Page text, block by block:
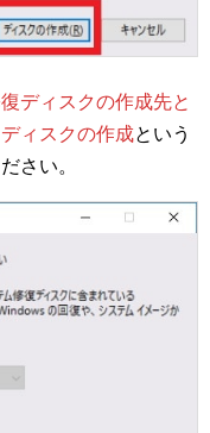
ディスクの作成先と
ディスクの作成という
さい。